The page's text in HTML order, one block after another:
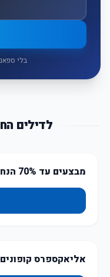
בלי
לדילים
מבצעים עד 70% הנחה
אליאקספרס קופונים